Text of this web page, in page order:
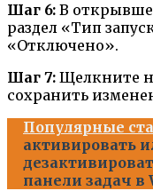
Шаг 6: В
раздел «Тип
«Отключено».
Шаг 7: Щелкните
сохранить
Популярные
активировать
панели задач в